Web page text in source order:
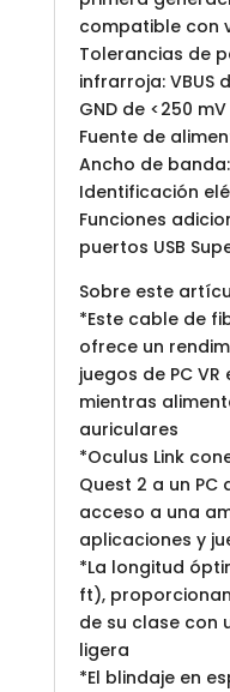
compatible con
Tolerancias de
infrarroja: VBUS
GND de <250
Fuente de
Ancho de
Identificación
Funciones
puertos USB
Sobre este
*Este cable de
ofrece un
juegos de PC
mientras
auriculares
*Oculus Link
Quest 2 a un PC
acceso a una
aplicaciones y
*La longitud
ft),
de su clase con
ligera
*El blindaje en